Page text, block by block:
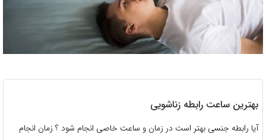
بهترین ساعت رابطه زناشویی
آیا رابطه جنسی بهتر است در زمان و ساعت خاصی انجام شود ؟ زمان انجام